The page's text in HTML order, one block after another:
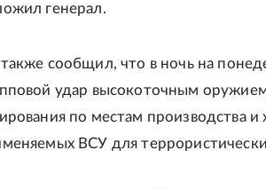
генерал.
сообщил, что в ночь на
удар высокоточным
по местам производства
ВСУ для